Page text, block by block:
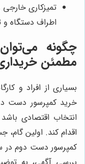
تمیزکاری
اطراف دستگاه و
چگونه
مطمئن
بسیاری از افراد و
خرید کمپرسور دست
انتخاب اقتصادی
اقدام کند. اولین
کمپرسور دست دوم در